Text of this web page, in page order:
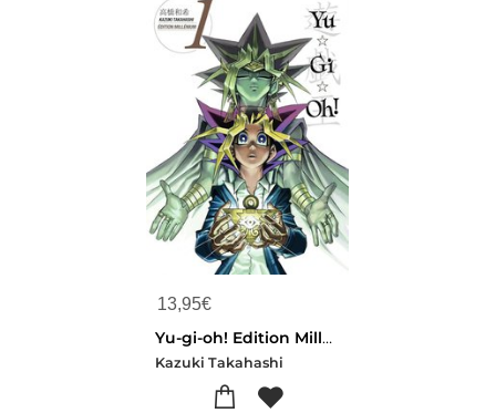
13,95€
Yu-gi-oh! Edition Millenium Tome 1
Kazuki Takahashi